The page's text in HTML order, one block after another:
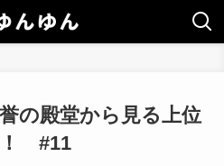
の殿堂から見る上位
！ #11